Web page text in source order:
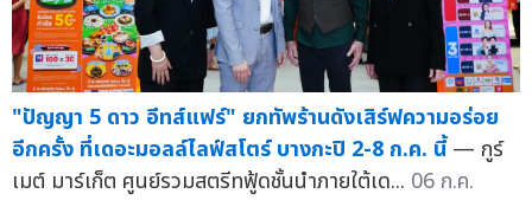
"ปัญญา 5 ดาว อีทส์แฟร์" ยกทัพร้านดังเสิร์ฟความอร่อย
อีกครั้ง ที่เดอะมอลล์ไลฟ์สโตร์ บางกะปิ 2-8 ก.ค. นี้ — กูร์
เมต์ มาร์เก็ต ศูนย์รวมสตรีทฟู้ดชั้นนำภายใต้เด... 06 ก.ค.